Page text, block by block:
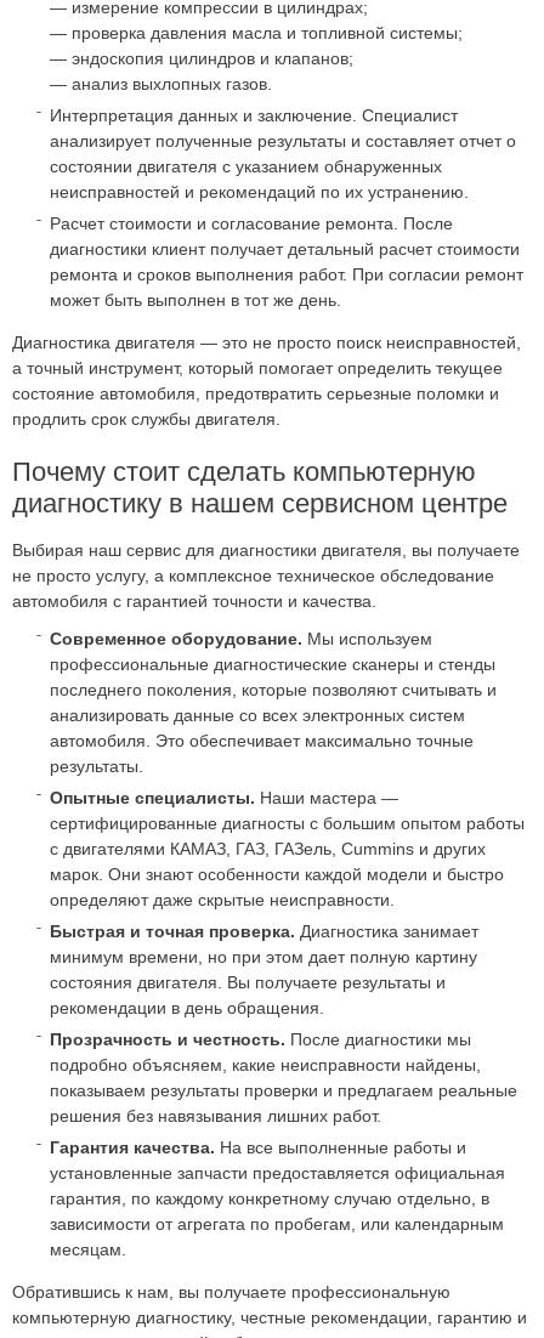
— измерение компрессии в цилиндрах;
— проверка давления масла и топливной системы;
— эндоскопия цилиндров и клапанов;
— анализ выхлопных газов.
Интерпретация данных и заключение. Специалист
анализирует полученные результаты и составляет отчет о
состоянии двигателя с указанием обнаруженных
неисправностей и рекомендаций по их устранению.
Расчет стоимости и согласование ремонта. После
диагностики клиент получает детальный расчет стоимости
ремонта и сроков выполнения работ. При согласии ремонт
может быть выполнен в тот же день.
Диагностика двигателя — это не просто поиск неисправностей,
а точный инструмент, который помогает определить текущее
состояние автомобиля, предотвратить серьезные поломки и
продлить срок службы двигателя.
Почему стоит сделать компьютерную
диагностику в нашем сервисном центре
Выбирая наш сервис для диагностики двигателя, вы получаете
не просто услугу, а комплексное техническое обследование
автомобиля с гарантией точности и качества.
Современное оборудование. Мы используем
профессиональные диагностические сканеры и стенды
последнего поколения, которые позволяют считывать и
анализировать данные со всех электронных систем
автомобиля. Это обеспечивает максимально точные
результаты.
Опытные специалисты. Наши мастера —
сертифицированные диагносты с большим опытом работы
с двигателями КАМАЗ, ГАЗ, ГАЗель, Cummins и других
марок. Они знают особенности каждой модели и быстро
определяют даже скрытые неисправности.
Быстрая и точная проверка. Диагностика занимает
минимум времени, но при этом дает полную картину
состояния двигателя. Вы получаете результаты и
рекомендации в день обращения.
Прозрачность и честность. После диагностики мы
подробно объясняем, какие неисправности найдены,
показываем результаты проверки и предлагаем реальные
решения без навязывания лишних работ.
Гарантия качества. На все выполненные работы и
установленные запчасти предоставляется официальная
гарантия, по каждому конкретному случаю отдельно, в
зависимости от агрегата по пробегам, или календарным
месяцам.
Обратившись к нам, вы получаете профессиональную
компьютерную диагностику, честные рекомендации, гарантию и